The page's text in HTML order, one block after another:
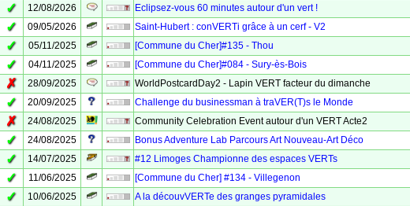
✓ 12/08/2026
Eclipsez-vous 60 minutes autour d'un vert !
✓ 09/05/2026
Saint-Hubert : conVERTi grâce à un cerf - V2
✓ 05/11/2025
[Commune du Cher]#135 - Thou
✓ 04/11/2025
[Commune du Cher]#084 - Sury-ès-Bois
✗ 28/09/2025
WorldPostcardDay2 - Lapin VERT facteur du dimanche
✓ 20/09/2025
Challenge du businessman à traVER(T)s le Monde
✗ 24/08/2025
Community Celebration Event autour d'un VERT Acte2
✓ 24/08/2025
Bonus Adventure Lab Parcours Art Nouveau-Art Déco
✓ 14/07/2025
#12 Limoges Championne des espaces VERTs
✓ 11/06/2025
[Commune du Cher] #134 - Villegenon
✓ 10/06/2025
A la découvVERTe des granges pyramidales